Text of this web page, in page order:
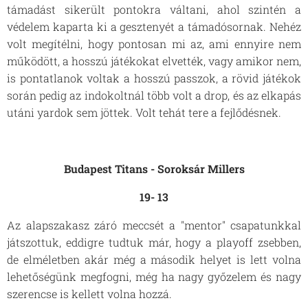
támadást sikerült pontokra váltani, ahol szintén a
védelem kaparta ki a gesztenyét a támadósornak. Nehéz
volt megítélni, hogy pontosan mi az, ami ennyire nem
működött, a hosszú játékokat elvették, vagy amikor nem,
is pontatlanok voltak a hosszú passzok, a rövid játékok
során pedig az indokoltnál több volt a drop, és az elkapás
utáni yardok sem jöttek. Volt tehát tere a fejlődésnek.
Budapest Titans - Soroksár Millers
19- 13
Az alapszakasz záró meccsét a "mentor" csapatunkkal
játszottuk, eddigre tudtuk már, hogy a playoff zsebben,
de elméletben akár még a második helyet is lett volna
lehetőségünk megfogni, még ha nagy győzelem és nagy
szerencse is kellett volna hozzá.